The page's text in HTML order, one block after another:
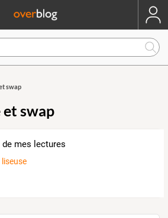
swap
et swap
de mes lectures
liseuse